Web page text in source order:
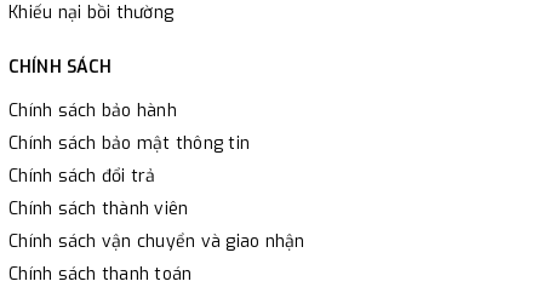
Khiếu nại bồi thường
CHÍNH SÁCH
Chính sách bảo hành
Chính sách bảo mật thông tin
Chính sách đổi trả
Chính sách thành viên
Chính sách vận chuyển và giao nhận
Chính sách thanh toán